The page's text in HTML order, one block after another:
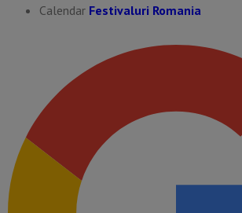
Calendar Festivaluri Romania